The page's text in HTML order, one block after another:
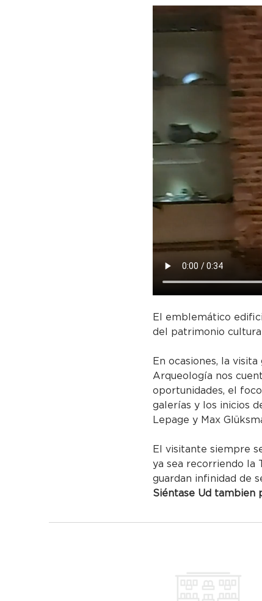
El emblemático
del patrimonio
En ocasiones, la
Arqueología nos
oportunidades, el
galerías y los inicios
Lepage y Max
El visitante siempre
ya sea recorriendo la
guardan infinidad de
Siéntase Ud tambien